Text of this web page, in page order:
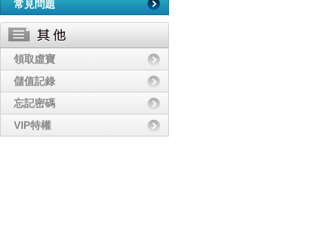
常見問題
領取虛寶
儲值記錄
忘記密碼
VIP特權